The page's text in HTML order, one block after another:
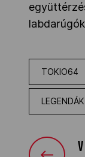
TOKIO64
LEGENDÁK